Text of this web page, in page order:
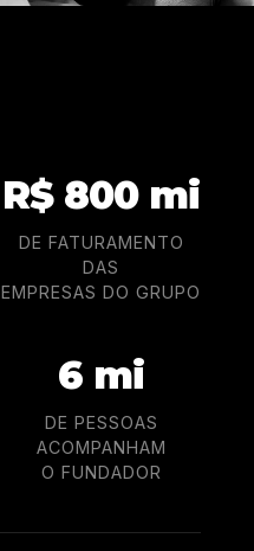
R$ 800 mi
DE FATURAMENTO
DAS
EMPRESAS DO GRUPO
6 mi
DE PESSOAS
ACOMPANHAM
O FUNDADOR